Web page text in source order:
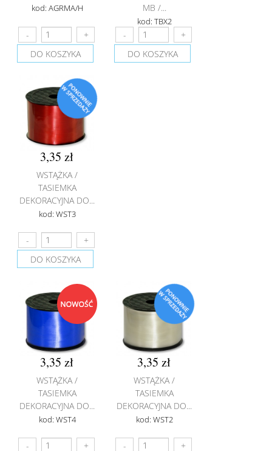
kod: AGRMA/H
DO KOSZYKA
MB /...
kod: TBX2
DO KOSZYKA
3,35 zł
WSTĄŻKA /
TASIEMKA
DEKORACYJNA DO...
kod: WST3
DO KOSZYKA
3,35 zł
WSTĄŻKA /
TASIEMKA
DEKORACYJNA DO...
kod: WST4
3,35 zł
WSTĄŻKA /
TASIEMKA
DEKORACYJNA DO...
kod: WST2